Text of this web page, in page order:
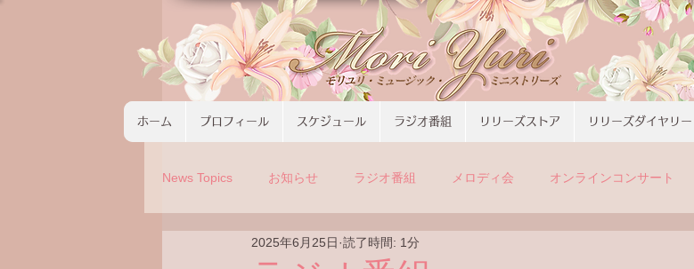
ホーム プロフィール スケジュール ラジオ番組 リリーズストア リリーズダイヤリー
News Topics お知らせ ラジオ番組 メロディ会 オンラインコンサート
コンサート ツアーの募集
2025年6月25日 読了時間: 1分